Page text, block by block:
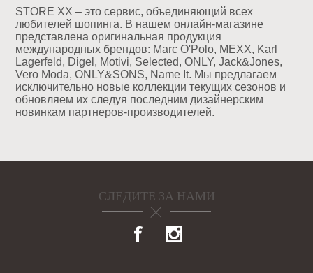
STORE XX – это сервис, объединяющий всех
любителей шопинга. В нашем онлайн-магазине
представлена оригинальная продукция
международных брендов: Marc O'Polo, MEXX, Karl
Lagerfeld, Digel, Motivi, Selected, ONLY, Jack&Jones,
Vero Moda, ONLY&SONS, Name It. Мы предлагаем
исключительно новые коллекции текущих сезонов и
обновляем их следуя последним дизайнерским
новинкам партнеров-производителей.
СЛЕДИТЕ ЗА НАМИ